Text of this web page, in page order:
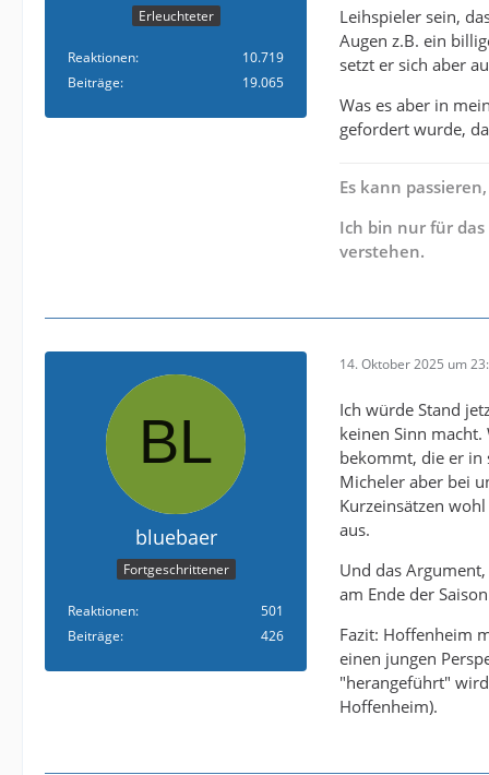
Erleuchteter
Reaktionen
10.719
Beiträge
19.065
Leihspieler sein,
Augen z.B. ein
setzt er sich aber
Was es aber in
gefordert wurde,
Es kann
Ich bin nur für
verstehen.
bluebaer
Fortgeschrittener
Reaktionen
501
Beiträge
426
14. Oktober 2025 um
Ich würde Stand
keinen Sinn
bekommt, die er in
Micheler aber bei
Kurzeinsätzen
aus.
Und das
am Ende der
Fazit: Hoffenheim
einen jungen
"herangeführt"
Hoffenheim).